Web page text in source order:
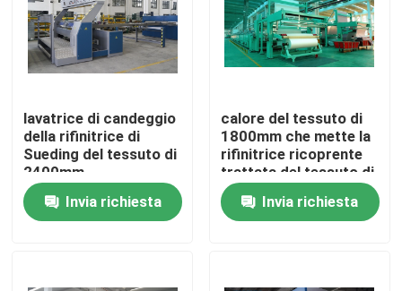
Casa
lavatrice di candeggio
della rifinitrice di
Sueding del tessuto di
2400mm
Invia richiesta
calore del tessuto di
1800mm che mette la
rifinitrice ricoprente
trattata del tessuto di
Stenter
Invia richiesta